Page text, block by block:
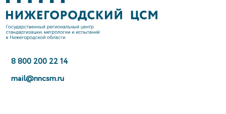
8 800 200 22 14
mail@nncsm.ru